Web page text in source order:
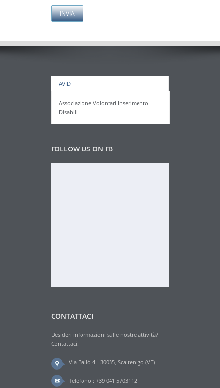
AVID
Associazione Volontari Inserimento
Disabili
FOLLOW US ON FB
CONTATTACI
Desideri informazioni sulle nostre attività?
Contattaci!
Via Ballò 4 - 30035, Scaltenigo (VE)
Telefono : +39 041 5703112